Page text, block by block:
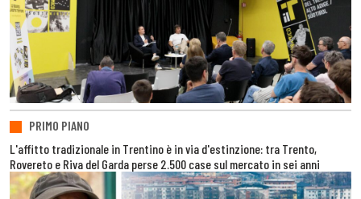
PRIMO PIANO
L'affitto tradizionale in Trentino è in via d'estinzione: tra Trento,
Rovereto e Riva del Garda perse 2.500 case sul mercato in sei anni